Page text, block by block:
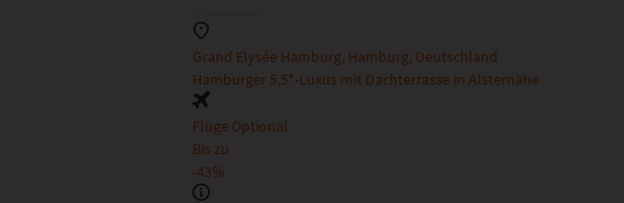
Grand Elysée Hamburg, Hamburg, Deutschland
Hamburger 5,5*-Luxus mit Dachterrasse in Alsternähe
Flüge Optional
Bis zu
-43%